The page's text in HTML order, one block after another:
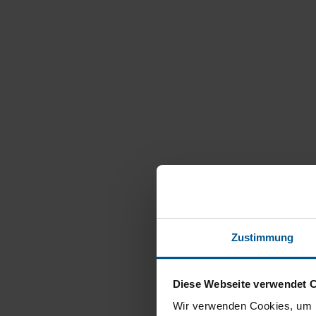
Zustimmung
Diese Webseite verwendet
Wir verwenden Cookies,